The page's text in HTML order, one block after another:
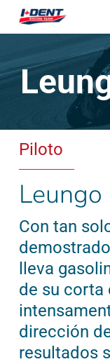
Skip
to
content
Piloto
Leungo
Con tan
lleva
de su corta
dirección
resultados